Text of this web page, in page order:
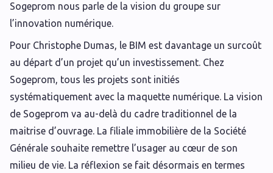
Sogeprom nous parle de la vision du groupe sur
l’innovation numérique.
Pour Christophe Dumas, le BIM est davantage un surcoût
au départ d’un projet qu’un investissement. Chez
Sogeprom, tous les projets sont initiés
systématiquement avec la maquette numérique. La vision
de Sogeprom va au-delà du cadre traditionnel de la
maitrise d’ouvrage. La filiale immobilière de la Société
Générale souhaite remettre l’usager au cœur de son
milieu de vie. La réflexion se fait désormais en termes